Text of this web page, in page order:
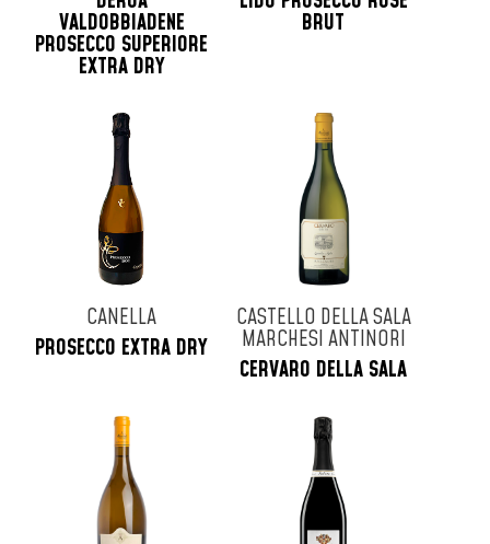
VALDOBBIADENE
PROSECCO SUPERIORE
EXTRA DRY
BRUT
CANELLA
PROSECCO EXTRA DRY
CASTELLO DELLA SALA
MARCHESI ANTINORI
CERVARO DELLA SALA